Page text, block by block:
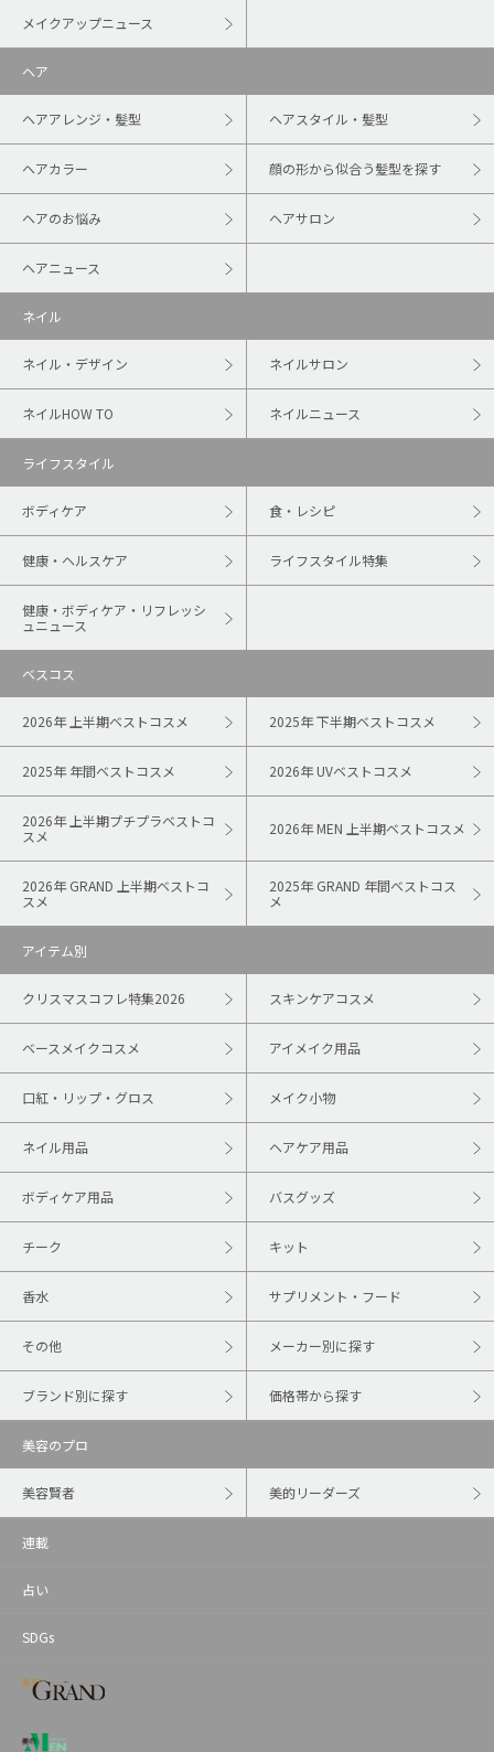
メイクアップニュース
ヘア
ヘアアレンジ・髪型 ヘアスタイル・髪型
ヘアカラー 顔の形から似合う髪型を探す
ヘアのお悩み ヘアサロン
ヘアニュース
ネイル
ネイル・デザイン ネイルサロン
ネイルHOW TO ネイルニュース
ライフスタイル
ボディケア 食・レシピ
健康・ヘルスケア ライフスタイル特集
健康・ボディケア・リフレッシ
ュニュース
ベスコス
2026年 上半期ベストコスメ 2025年 下半期ベストコスメ
2025年 年間ベストコスメ 2026年 UVベストコスメ
2026年 上半期プチプラベストコ
スメ
2026年 MEN 上半期ベストコスメ
2026年 GRAND 上半期ベストコ
スメ
2025年 GRAND 年間ベストコス
メ
アイテム別
クリスマスコフレ特集2026 スキンケアコスメ
ベースメイクコスメ アイメイク用品
口紅・リップ・グロス メイク小物
ネイル用品 ヘアケア用品
ボディケア用品 バスグッズ
チーク キット
香水 サプリメント・フード
その他 メーカー別に探す
ブランド別に探す 価格帯から探す
美容のプロ
美容賢者 美的リーダーズ
連載
占い
SDGs